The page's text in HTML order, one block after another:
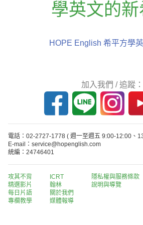
學英文的新
HOPE English 希平方學
加入我們 / 追蹤：
電話：02-2727-1778 ( 週一至週五 9:00-12:00、
E-mail：service@hopenglish.com
統編：24746401
攻其不背
精選影片
每日片語
專欄教學
ICRT
翰林
關於我們
媒體報導
隱私權與服務條款
說明與導覽